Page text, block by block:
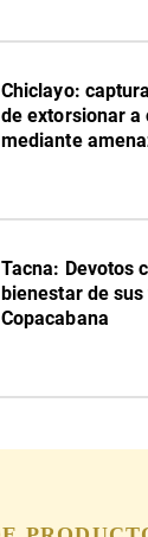
Chiclayo:
de extorsionar a
mediante
Tacna: Devotos
bienestar de
Copacabana